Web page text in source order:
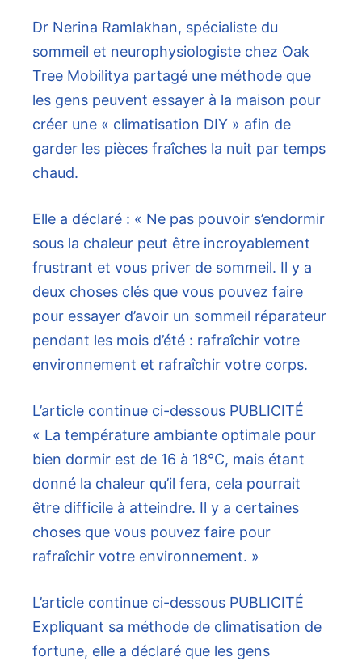
Dr Nerina Ramlakhan, spécialiste du
sommeil et neurophysiologiste chez Oak
Tree Mobilitya partagé une méthode que
les gens peuvent essayer à la maison pour
créer une « climatisation DIY » afin de
garder les pièces fraîches la nuit par temps
chaud.
Elle a déclaré : « Ne pas pouvoir s’endormir
sous la chaleur peut être incroyablement
frustrant et vous priver de sommeil. Il y a
deux choses clés que vous pouvez faire
pour essayer d’avoir un sommeil réparateur
pendant les mois d’été : rafraîchir votre
environnement et rafraîchir votre corps.
L’article continue ci-dessous PUBLICITÉ
« La température ambiante optimale pour
bien dormir est de 16 à 18°C, mais étant
donné la chaleur qu’il fera, cela pourrait
être difficile à atteindre. Il y a certaines
choses que vous pouvez faire pour
rafraîchir votre environnement. »
L’article continue ci-dessous PUBLICITÉ
Expliquant sa méthode de climatisation de
fortune, elle a déclaré que les gens